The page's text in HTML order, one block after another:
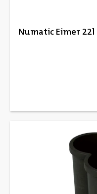
Numatic Eimer 22l